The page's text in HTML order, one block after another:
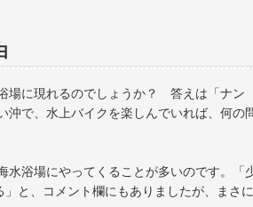
場に現れるのでしょうか？ 答えは「ナン
沖で、水上バイクを楽しんでいれば、何の
水浴場にやってくることが多いのです。「
と、コメント欄にもありましたが、まさに